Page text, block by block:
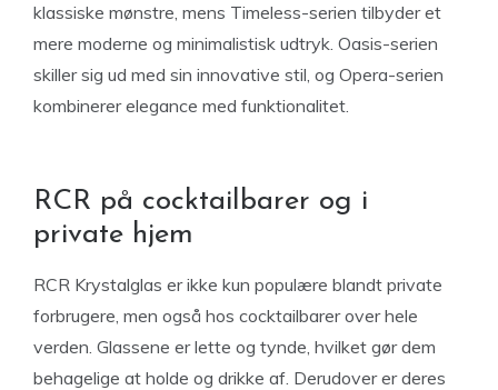
klassiske mønstre, mens Timeless-serien tilbyder et
mere moderne og minimalistisk udtryk. Oasis-serien
skiller sig ud med sin innovative stil, og Opera-serien
kombinerer elegance med funktionalitet.
RCR på cocktailbarer og i
private hjem
RCR Krystalglas er ikke kun populære blandt private
forbrugere, men også hos cocktailbarer over hele
verden. Glassene er lette og tynde, hvilket gør dem
behagelige at holde og drikke af. Derudover er deres